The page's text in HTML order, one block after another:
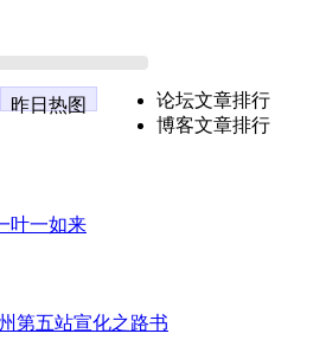
昨日热图
论坛文章排行
博客文章排行
叶一如来
第五站宣化之路书